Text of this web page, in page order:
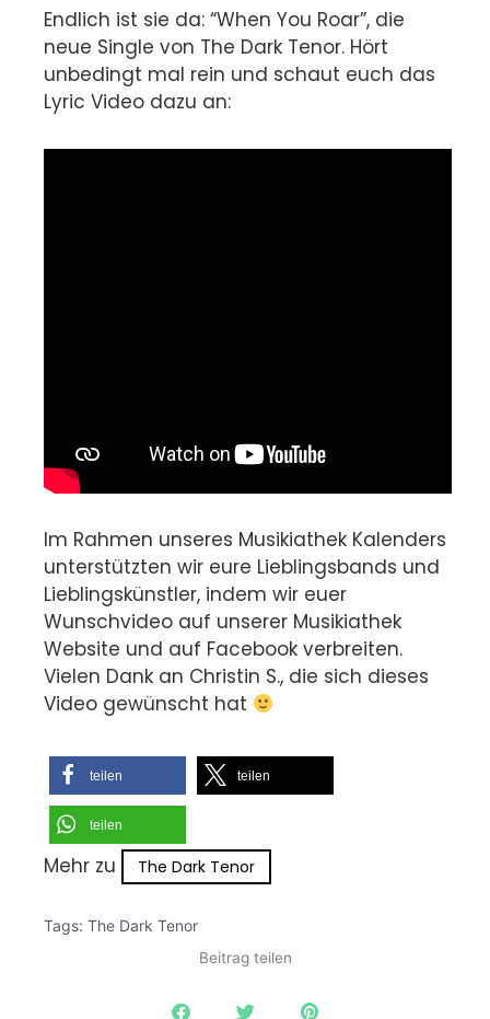
Endlich ist sie da: “When You Roar”, die
neue Single von The Dark Tenor. Hört
unbedingt mal rein und schaut euch das
Lyric Video dazu an:
Im Rahmen unseres Musikiathek Kalenders
unterstützten wir eure Lieblingsbands und
Lieblingskünstler, indem wir euer
Wunschvideo auf unserer Musikiathek
Website und auf Facebook verbreiten.
Vielen Dank an Christin S., die sich dieses
Video gewünscht hat
teilen teilen
teilen
Mehr zu The Dark Tenor
Tags: The Dark Tenor
Beitrag teilen